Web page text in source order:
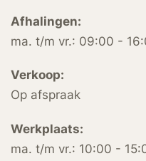
Afhalingen:
ma. t/m vr.: 09:00 -
Verkoop:
Op afspraak
Werkplaats:
ma. t/m vr.: 10:00 -